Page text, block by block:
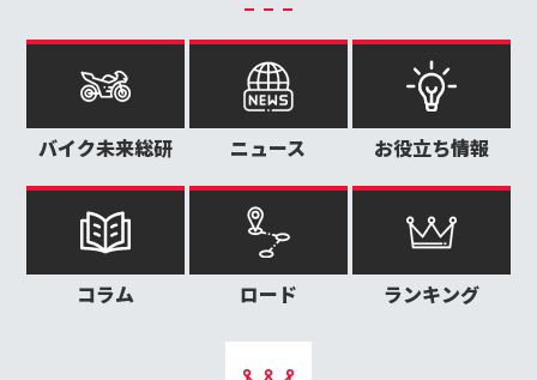
バイク未来総研 ニュース お役立ち情報
コラム ロード ランキング